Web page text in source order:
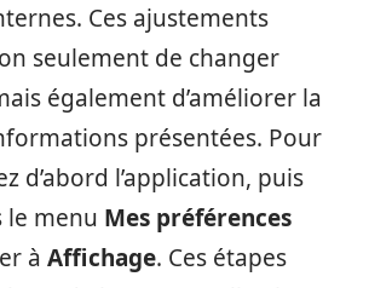
Ces ajustements
seulement de changer
également d’améliorer la
présentées. Pour
d’abord l’application, puis
le menu Mes préférences
à Affichage. Ces étapes